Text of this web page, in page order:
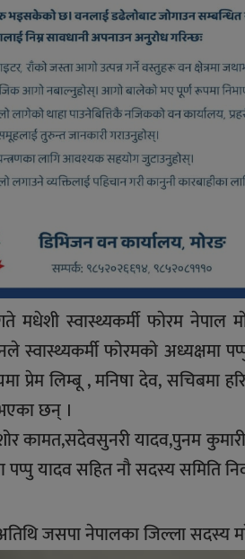
मधेशी स्वास्थ्यकर्मी फाेरम नेपाल
फाेरमकाे अध्यक्षमा
प्रेम लिम्बू , मनिषा देव, सचिबमा
छन् ।
कामत,सदेवसुनरी यादव,पुनम
यादव सहित नाै सदस्य समिति
जसपा नेपालका जिल्ला सदस्य